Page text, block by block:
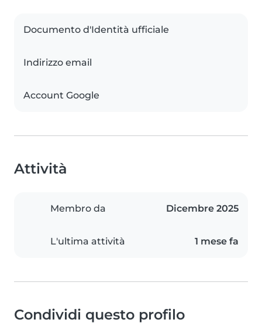
Documento d'Identità ufficiale
Indirizzo email
Account Google
Attività
Membro da Dicembre 2025
L'ultima attività 1 mese fa
Condividi questo profilo